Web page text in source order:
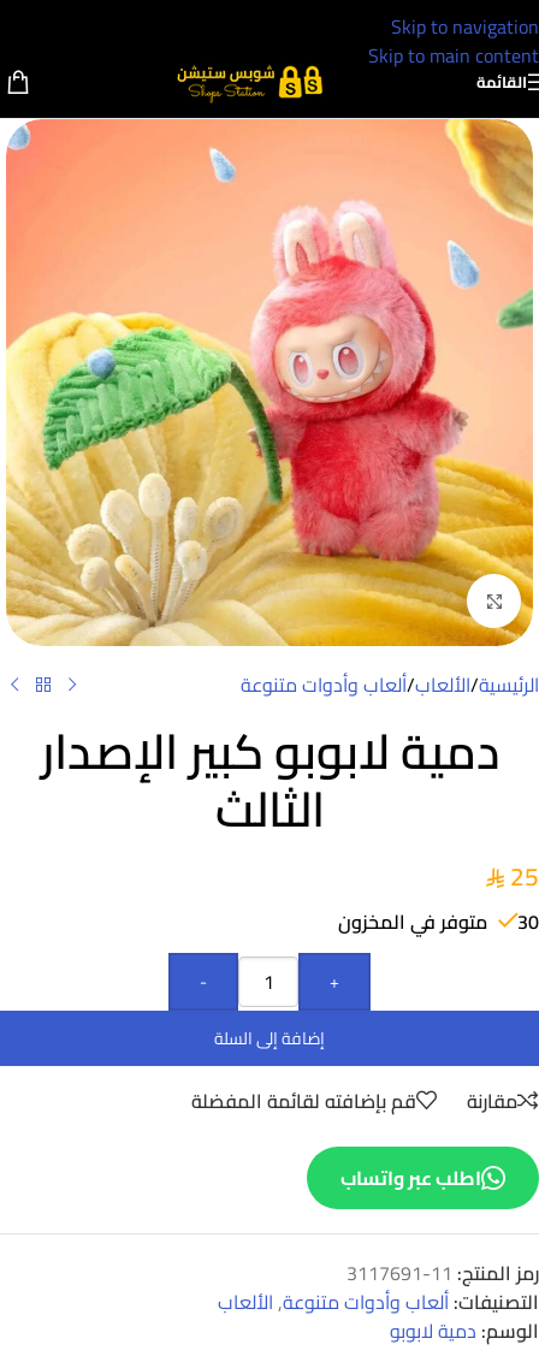
Skip to navigation
Skip to main content
القائمة
Click to enlarge
الرئيسية/الألعاب/ألعاب وأدوات متنوعة
دمية لابوبو كبير الإصدار
الثالث
25
30 متوفر في المخزون
-
+
إضافة إلى السلة
مقارنة قم بإضافته لقائمة المفضلة
اطلب عبر واتساب
رمز المنتج: 11-3117691
التصنيفات:ألعاب وأدوات متنوعة,الألعاب
الوسم: دمية لابوبو